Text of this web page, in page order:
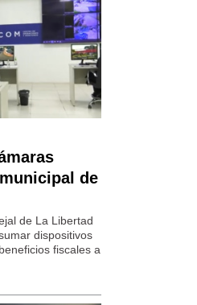
de
de La Libertad
dispositivos
fiscales a